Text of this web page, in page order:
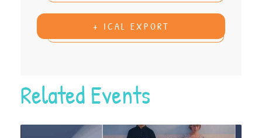
+ ICAL EXPORT
Related Events